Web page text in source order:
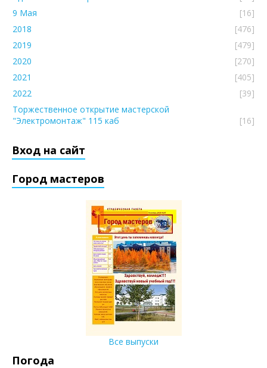
9 Мая
[16]
2018
[476]
2019
[479]
2020
[270]
2021
[405]
2022
[39]
Торжественное открытие мастерской
"Электромонтаж" 115 каб
[16]
Вход на сайт
Город мастеров
Все выпуски
Погода